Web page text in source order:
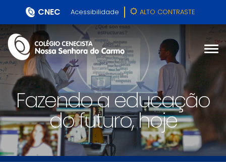
CNEC Acessibilidade ALTO CONTRASTE
Fazendo a educação
do futuro, hoje